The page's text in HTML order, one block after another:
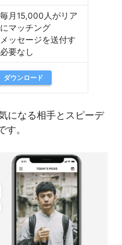
毎月15,000人がリア
マッチング
メッセージを送付す
要なし
ダウンロード
になる相手とスピーデ
。